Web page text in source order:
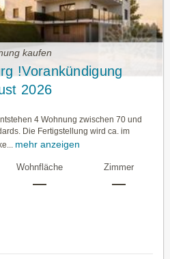
kaufen
!Vorankündigung
2026
4 Wohnung zwischen 70 und
Die Fertigstellung wird ca. im
mehr anzeigen
Wohnfläche
—
Zimmer
—